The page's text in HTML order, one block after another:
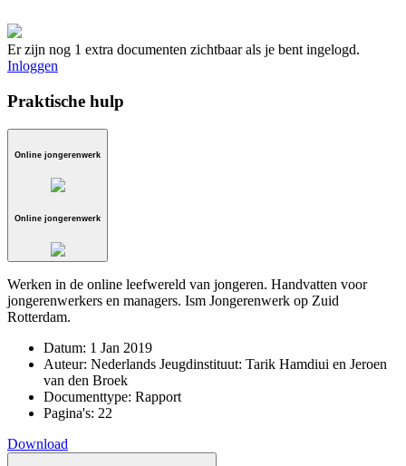
Er zijn nog 1 extra documenten zichtbaar als je bent ingelogd.
Inloggen
Praktische hulp
Online jongerenwerk
Online jongerenwerk
Werken in de online leefwereld van jongeren. Handvatten voor
jongerenwerkers en managers. Ism Jongerenwerk op Zuid
Rotterdam.
Datum: 1 Jan 2019
Auteur: Nederlands Jeugdinstituut: Tarik Hamdiui en Jeroen
van den Broek
Documenttype: Rapport
Pagina's: 22
Download